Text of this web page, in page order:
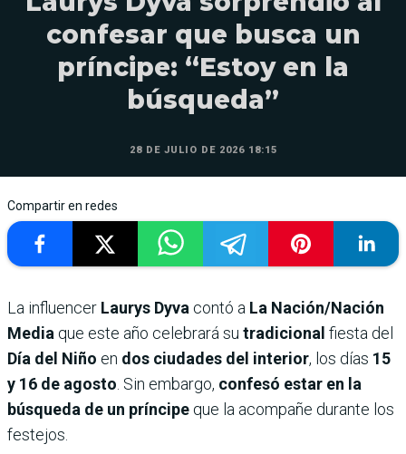
confesar que busca un
príncipe: “Estoy en la
búsqueda”
28 DE JULIO DE 2026 18:15
Compartir en redes
La influencer Laurys Dyva contó a La Nación/Nación
Media que este año celebrará su tradicional fiesta del
Día del Niño en dos ciudades del interior, los días 15
y 16 de agosto . Sin embargo, confesó estar en la
búsqueda de un príncipe que la acompañe durante los
festejos.